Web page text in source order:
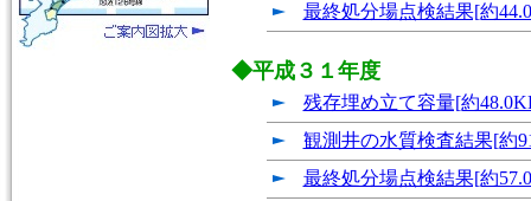
最終処分場点検結果[約
◆平成３１年度
残存埋め立て容量[約
観測井の水質検査結果[約
最終処分場点検結果[約